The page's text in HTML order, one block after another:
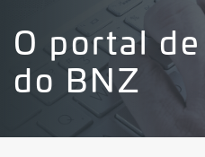
O portal
do BNZ